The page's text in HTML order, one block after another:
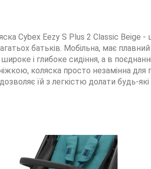
Cybex Eezy S Plus 2 Classic Beige
батьків. Мобільна, має
і глибоке сидіння, а в
коляска просто незамінна
їй з легкістю долати будь-які